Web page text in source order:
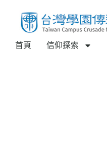
首頁 信仰探索